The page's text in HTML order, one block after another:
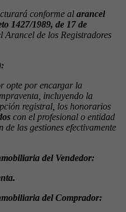
conforme al arancel
1427/1989, de 17 de
Arancel de los Registradores
por encargar la
incluyendo la
registral, los honorarios
con el profesional o entidad
las gestiones efectivamente
del Vendedor:
del Comprador: